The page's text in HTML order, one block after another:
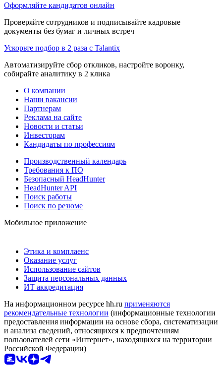
Оформляйте кандидатов онлайн
Проверяйте сотрудников и подписывайте кадровые
документы без бумаг и личных встреч
Ускорьте подбор в 2 раза с Talantix
Автоматизируйте сбор откликов, настройте воронку,
собирайте аналитику в 2 клика
О компании
Наши вакансии
Партнерам
Реклама на сайте
Новости и статьи
Инвесторам
Кандидаты по профессиям
Производственный календарь
Требования к ПО
Безопасный HeadHunter
HeadHunter API
Поиск работы
Поиск по резюме
Мобильное приложение
Этика и комплаенс
Оказание услуг
Использование сайтов
Защита персональных данных
ИТ аккредитация
На информационном ресурсе hh.ru применяются
рекомендательные технологии (информационные технологии
предоставления информации на основе сбора, систематизации
и анализа сведений, относящихся к предпочтениям
пользователей сети «Интернет», находящихся на территории
Российской Федерации)